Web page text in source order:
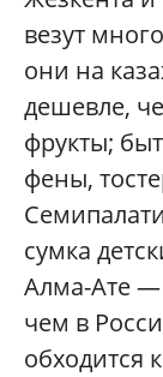
везут
они на
дешевле,
фрукты;
фены,
сумка
Алма-Ате —
чем в
обходится